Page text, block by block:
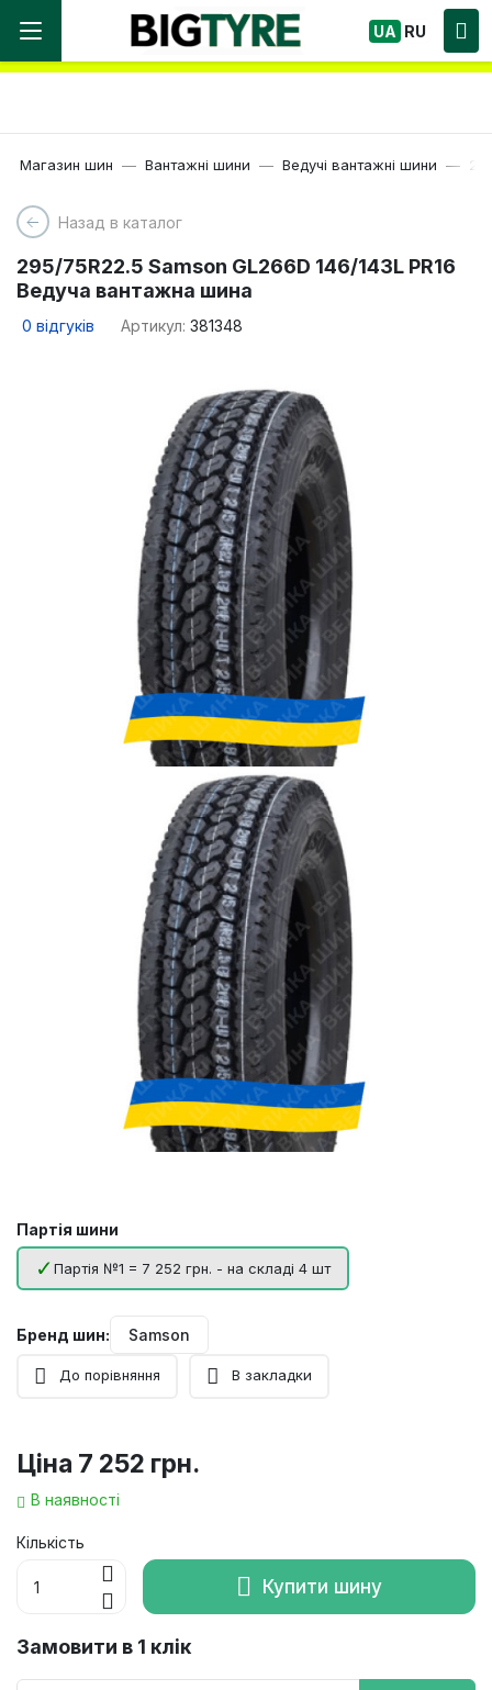
Ми працюємо! Великий вибір Шин, швидка
доставка по Україні!
UA RU
Магазин шин Вантажні шини Ведучі вантажні шини
Назад в каталог
295/75R22.5 Samson GL266D 146/143L PR16
Ведуча вантажна шина
0 відгуків Артикул: 381348
Партія шини
Партія №1 = 7 252 грн. - на складі 4 шт
Бренд шин: Samson
До порівняння В закладки
Ціна 7 252 грн.
В наявності
Кількість
Купити шину
Замовити в 1 клік